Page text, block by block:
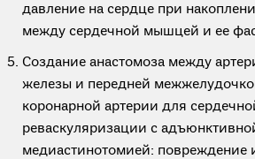
давление на сердце при
между сердечной мышцей и ее
Создание анастомоза между
железы и передней
коронарной артерии для
реваскуляризации с
медиастинотомией: повреждение